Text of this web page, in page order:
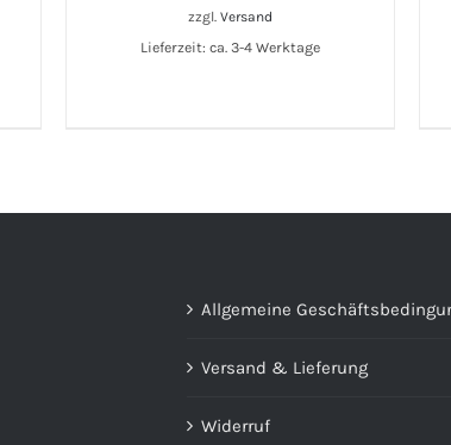
zzgl. Versand
Lieferzeit: ca. 3-4 Werktage
Allgemeine
Versand & Lieferung
Widerruf